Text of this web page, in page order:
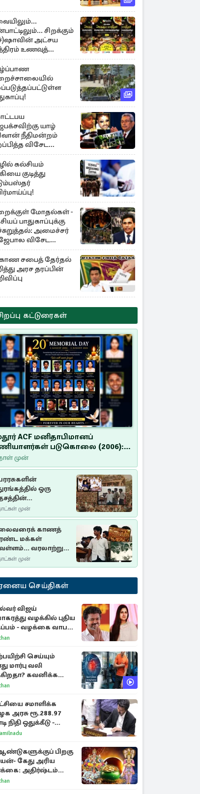
சிறக்கும்
அட்சய
உணவுத்
ஆரம்பம்
யாழ்
நீதிமன்றம்
விசேட
கல்சியம்
குடித்து
மோதல்கள் -
பாதுகாப்புக்கு
அமைச்சர்
விசேட
சபைத் தேர்தல்
அரச தரப்பின்
கட்டுரைகள்
ACF மனிதாபிமானப்
படுகொலை (2006):
ஆண்டுகளாகியும் நீதி
மனிதாபிமானப்
முன்
ஒரு
:
பிரகடனம்
வரலாற்றுப் பாடம்
முன்
காணத்
மக்கள்
வரலாற்றுச்
சுதுமலைப்
முன்
செய்திகள்
விஜய்
வழக்கில் புதிய
- வழக்கை வாபஸ்
சங்கீதா!
செய்யும்
மார்பு வலி
கவனிக்க
எச்சரிக்கை
சமாளிக்க
அரசு ரூ.288.97
நிதி ஒதுக்கீடு -
அரசாணை
பிறகு
கேது அரிய
அதிர்ஷ்டம்
3 ராசிகள்!